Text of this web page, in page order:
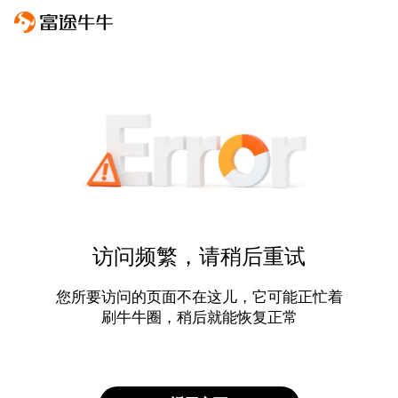
访问频繁，请稍后重试
您所要访问的页面不在这儿，它可能正忙着
刷牛牛圈，稍后就能恢复正常